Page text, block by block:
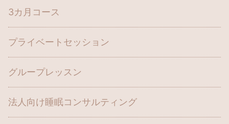
3カ月コース
プライベートセッション
グループレッスン
法人向け睡眠コンサルティング